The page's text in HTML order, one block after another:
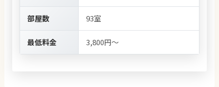
部屋数 93室
最低料金 3,800円～